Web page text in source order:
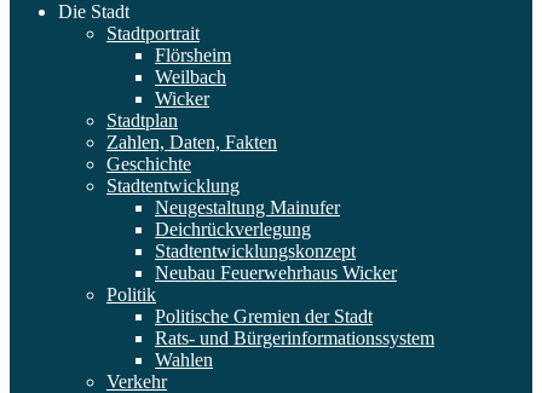
Die Stadt
Stadtportrait
Flörsheim
Weilbach
Wicker
Stadtplan
Zahlen, Daten, Fakten
Geschichte
Stadtentwicklung
Neugestaltung Mainufer
Deichrückverlegung
Stadtentwicklungskonzept
Neubau Feuerwehrhaus Wicker
Politik
Politische Gremien der Stadt
Rats- und Bürgerinformationssystem
Wahlen
Verkehr